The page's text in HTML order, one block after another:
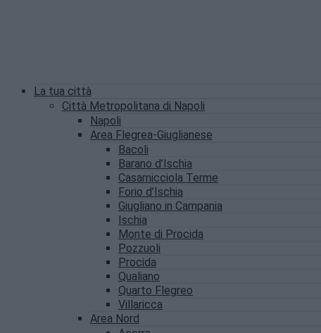
La tua città
Città Metropolitana di Napoli
Napoli
Area Flegrea-Giuglianese
Bacoli
Barano d’Ischia
Casamicciola Terme
Forio d’Ischia
Giugliano in Campania
Ischia
Monte di Procida
Pozzuoli
Procida
Qualiano
Quarto Flegreo
Villaricca
Area Nord